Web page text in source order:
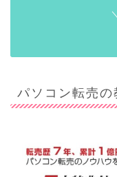
パソコン転売の